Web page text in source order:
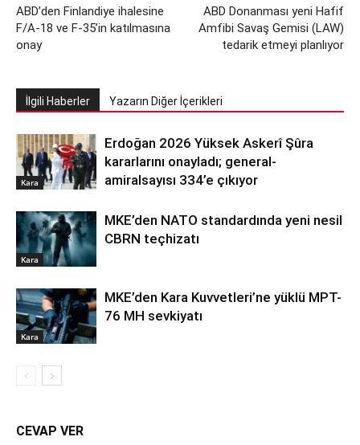
ABD’den Finlandiye ihalesine
F/A-18 ve F-35’in katılmasına
onay
ABD Donanması yeni Hafif
Amfibi Savaş Gemisi (LAW)
tedarik etmeyi planlıyor
İlgili Haberler Yazarın Diğer İçerikleri
Kara
Erdoğan 2026 Yüksek Askerî Şûra
kararlarını onayladı; general-
amiralsayısı 334’e çıkıyor
Kara
MKE’den NATO standardında yeni nesil
CBRN teçhizatı
Kara
MKE’den Kara Kuvvetleri’ne yüklü MPT-
76 MH sevkiyatı
CEVAP VER